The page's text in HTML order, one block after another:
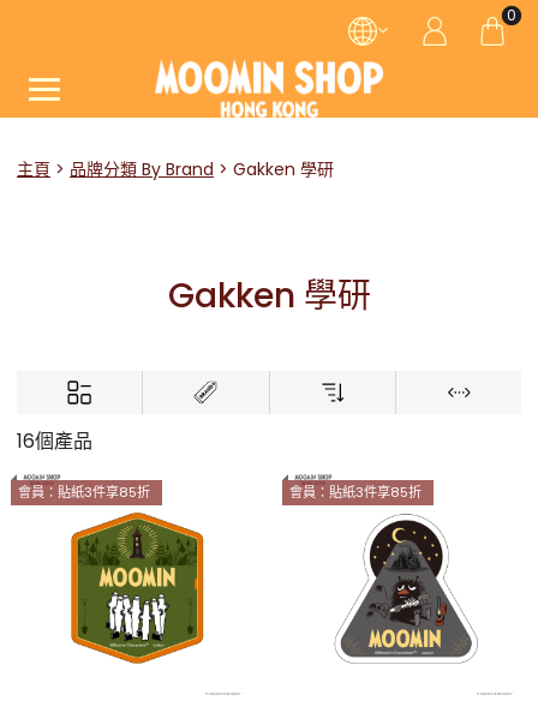
0
主頁 品牌分類 By Brand Gakken 學研
Gakken 學研
16個產品
會員：貼紙3件享85折 會員：貼紙3件享85折